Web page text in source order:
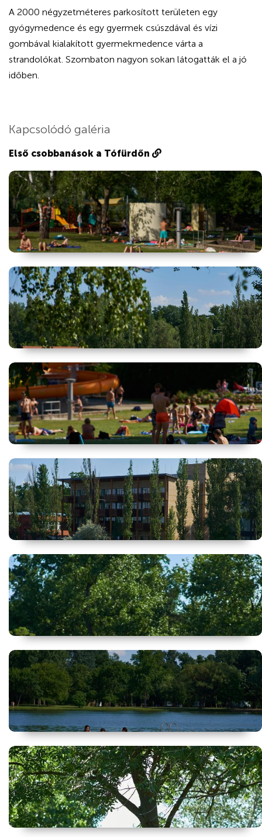
A 2000 négyzetméteres parkosított területen egy
gyógymedence és egy gyermek csúszdával és vízi
gombával kialakított gyermekmedence várta a
strandolókat. Szombaton nagyon sokan látogatták el a jó
időben.
Kapcsolódó galéria
Első csobbanások a Tófürdőn